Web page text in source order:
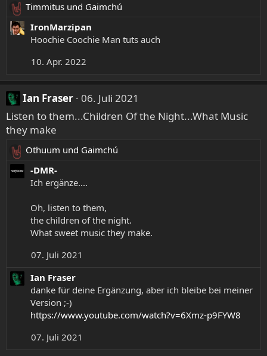
o
e
n
R
e
a
o
n
e
n
:
Timmitus und Gaimchú
IronMarzipan
Hoochie Coochie Man tuts auch
10. Apr. 2022
Ian Fraser 06. Juli 2021
Listen to them...Children Of the Night...What Music
they make
R
e
a
Othuum und Gaimchú
-DMR-
Ich ergänze....
Oh, listen to them,
the children of the night.
What sweet music they make.
07. Juli 2021
Ian Fraser
danke für deine Ergänzung, aber ich bleibe bei meiner
Version ;-)
https://www.youtube.com/watch?v=6Xmz-p9FYW8
07. Juli 2021